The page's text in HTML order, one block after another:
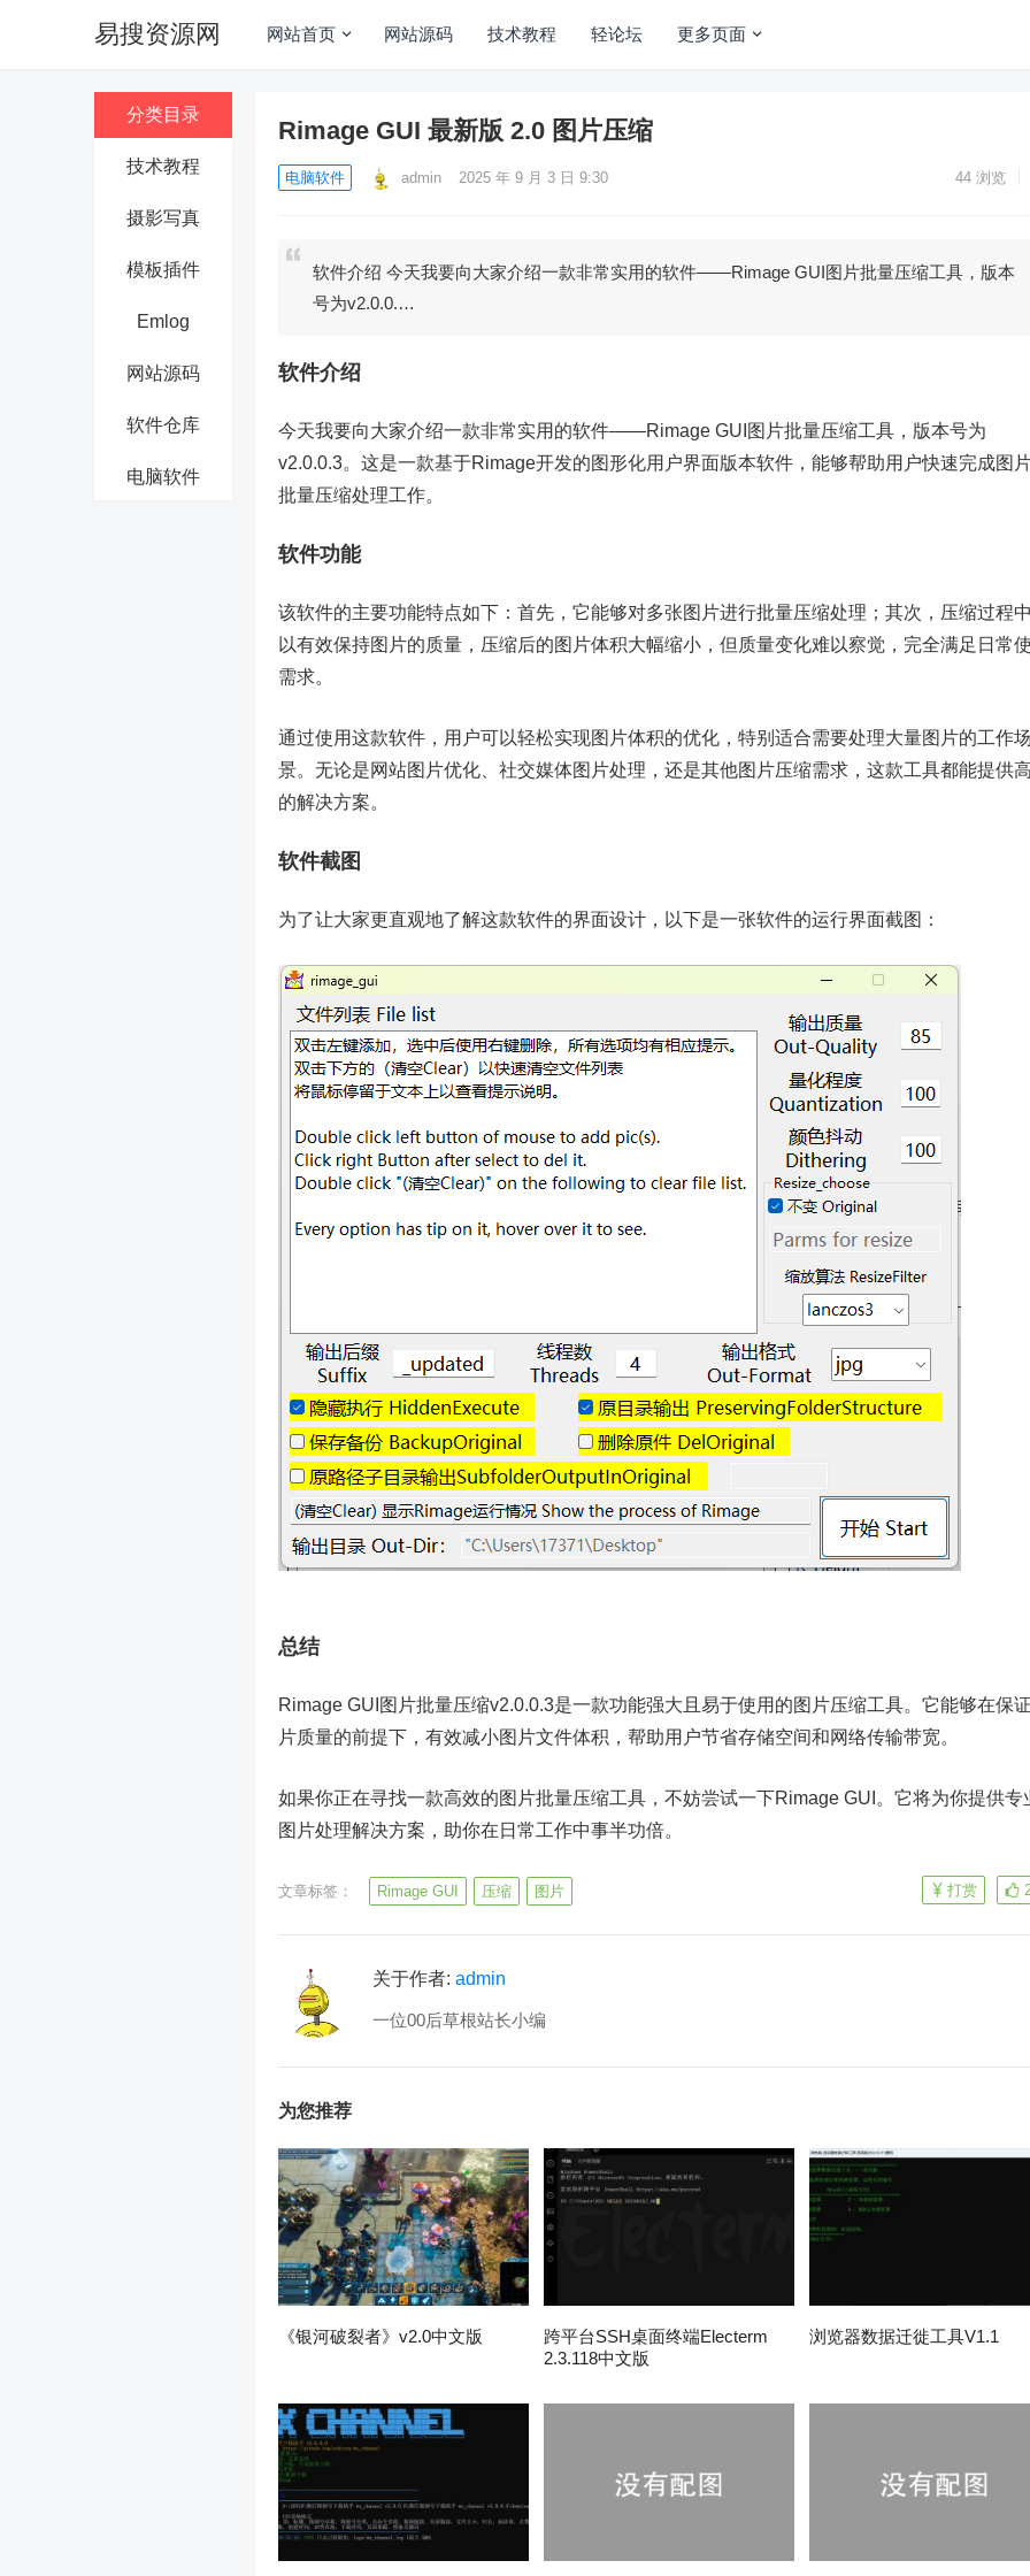
易搜资源网 网站首页 网站源码 技术教程 轻论坛 更多页面
分类目录
技术教程
摄影写真
模板插件
Emlog
网站源码
软件仓库
电脑软件
Rimage GUI 最新版 2.0 图片压缩
电脑软件 admin 2025 年 9 月 3 日 9:30 44 浏览
软件介绍 今天我要向大家介绍一款非常实用的软件——Rimage GUI图片批量压缩工具，版本
号为v2.0.0.…
软件介绍
今天我要向大家介绍一款非常实用的软件——Rimage GUI图片批量压缩工具，版本号为
v2.0.0.3。这是一款基于Rimage开发的图形化用户界面版本软件，能够帮助用户快速完成图
批量压缩处理工作。
软件功能
该软件的主要功能特点如下：首先，它能够对多张图片进行批量压缩处理；其次，压缩过程
以有效保持图片的质量，压缩后的图片体积大幅缩小，但质量变化难以察觉，完全满足日常
需求。
通过使用这款软件，用户可以轻松实现图片体积的优化，特别适合需要处理大量图片的工作场
景。无论是网站图片优化、社交媒体图片处理，还是其他图片压缩需求，这款工具都能提供
的解决方案。
软件截图
为了让大家更直观地了解这款软件的界面设计，以下是一张软件的运行界面截图：
总结
Rimage GUI图片批量压缩v2.0.0.3是一款功能强大且易于使用的图片压缩工具。它能够在保
片质量的前提下，有效减小图片文件体积，帮助用户节省存储空间和网络传输带宽。
如果你正在寻找一款高效的图片批量压缩工具，不妨尝试一下Rimage GUI。它将为你提供专
图片处理解决方案，助你在日常工作中事半功倍。
文章标签： Rimage GUI 压缩 图片 打赏
关于作者: admin
一位00后草根站长小编
为您推荐
《银河破裂者》v2.0中文版
跨平台SSH桌面终端Electerm
2.3.118中文版
浏览器数据迁徙工具V1.1